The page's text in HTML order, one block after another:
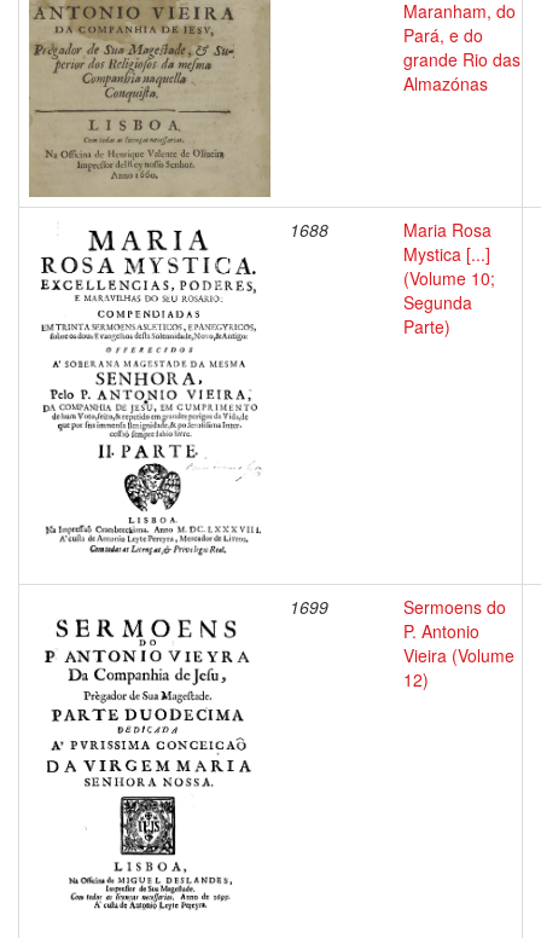
Maranham, do
Pará, e do
grande Rio das
Almazónas
1688
Maria Rosa
Mystica [...]
(Volume 10;
Segunda
Parte)
1699
Sermoens do
P. Antonio
Vieira (Volume
12)